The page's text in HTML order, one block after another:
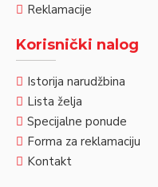
Reklamacije
Korisnički nalog
Istorija narudžbina
Lista želja
Specijalne ponude
Forma za reklamaciju
Kontakt